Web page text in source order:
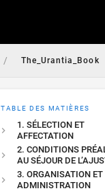
/ The_Urantia_Book
TABLE DES MATIÈRES
1. SÉLECTION ET
AFFECTATION
2. CONDITIONS
AU SÉJOUR DE
3. ORGANISATION ET
ADMINISTRATION